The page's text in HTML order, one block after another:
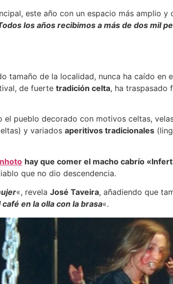
este año con un espacio más amplio
los años recibimos a más de dos mil
tamaño de la localidad, nunca ha caído en
de fuerte tradición celta, ha traspasado
pueblo decorado con motivos celtas,
y variados aperitivos tradicionales
hay que comer el macho cabrío
que no dio descendencia.
«, revela José Taveira, añadiendo que
en la olla con la brasa«.